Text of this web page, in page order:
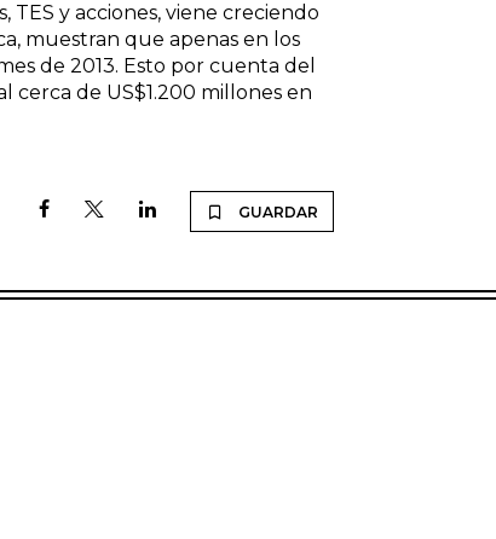
TES y acciones, viene creciendo
muestran que apenas en los
de 2013. Esto por cuenta del
cerca de US$1.200 millones en
GUARDAR